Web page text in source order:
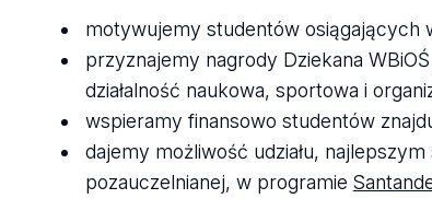
motywujemy studentów osiągających
przyznajemy nagrody Dziekana
działalność naukowa, sportowa i
wspieramy finansowo studentów
dajemy możliwość udziału,
pozauczelnianej, w programie